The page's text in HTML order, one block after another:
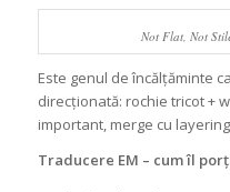
Not Flat, Not
Este genul de încălțăminte
direcționată: rochie tricot +
important, merge cu
Traducere EM – cum îl